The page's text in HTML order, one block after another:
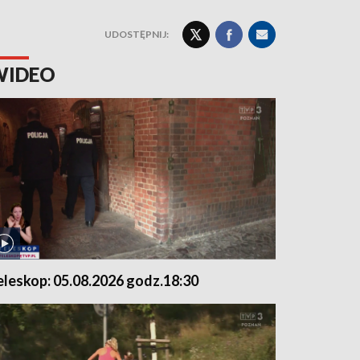
UDOSTĘPNIJ:
05.08.2026 godz.18:30